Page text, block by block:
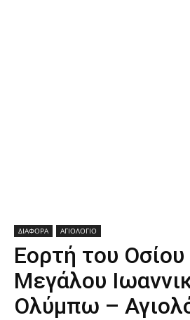
ΔΙΑΦΟΡΑ ΑΓΙΟΛΟΓΙΟ
Εορτή του Οσίου
Μεγάλου
Ολύμπω –